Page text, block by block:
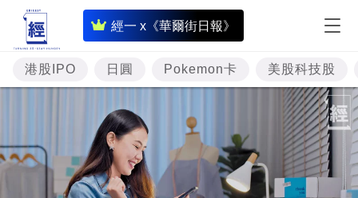
經一 x《華爾街日報》
即
時
財
經
專
題
投
資
港股IPO 日圓 Pokemon卡 美股科技股